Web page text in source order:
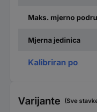
Maks. mjerno
Mjerna jedinica
Kalibriran po
Varijante (Sve